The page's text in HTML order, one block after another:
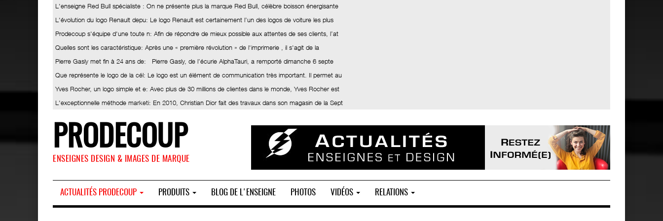
L'enseigne Red Bull spécialiste : On ne présente plus la marque Red Bull, célèbre boisson énergisante
L'évolution du logo Renault depu: Le logo Renault est certainement l’un des logos de voiture les plus
Prodecoup s'équipe d'une toute n: Afin de répondre de mieux possible aux attentes de ses clients, l’at
Quelles sont les caractéristique: Après une « première révolution » de l'imprimerie , il s'agit de la
Pierre Gasly met fin à 24 ans de: Pierre Gasly, de l’écurie AlphaTauri, a remporté dimanche 6 septe
Que représente le logo de la cél: Le logo est un élément de communication très important. Il permet au
Yves Rocher, un logo simple et e: Avec plus de 30 millions de clientes dans le monde, Yves Rocher est
L'exceptionnelle méthode marketi: En 2010, Christian Dior fait des travaux dans son magasin de la Sept
PRODECOUP
ENSEIGNES DESIGN & IMAGES DE MARQUE
ACTUALITÉS PRODECOUP PRODUITS BLOG DE L'ENSEIGNE PHOTOS VIDÉOS RELATIONS